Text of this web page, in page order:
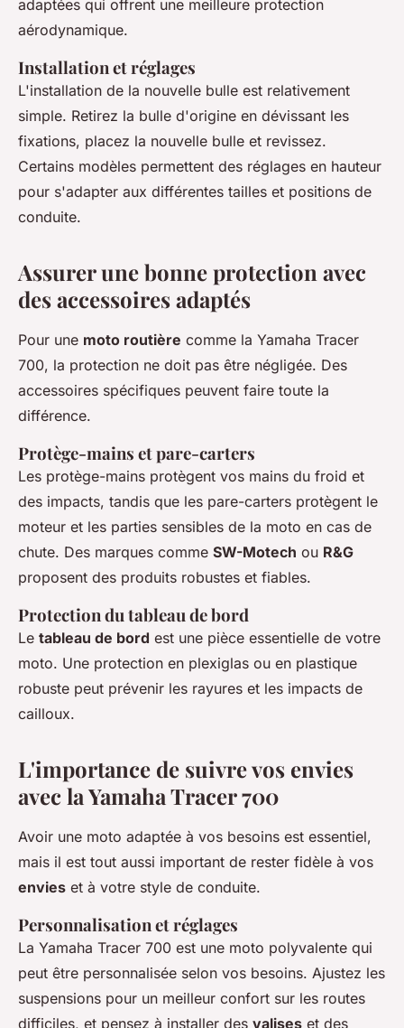
adaptées qui offrent une meilleure protection
aérodynamique.
Installation et réglages
L'installation de la nouvelle bulle est relativement
simple. Retirez la bulle d'origine en dévissant les
fixations, placez la nouvelle bulle et revissez.
Certains modèles permettent des réglages en hauteur
pour s'adapter aux différentes tailles et positions de
conduite.
Assurer une bonne protection avec
des accessoires adaptés
Pour une moto routière comme la Yamaha Tracer
700, la protection ne doit pas être négligée. Des
accessoires spécifiques peuvent faire toute la
différence.
Protège-mains et pare-carters
Les protège-mains protègent vos mains du froid et
des impacts, tandis que les pare-carters protègent le
moteur et les parties sensibles de la moto en cas de
chute. Des marques comme SW-Motech ou R&G
proposent des produits robustes et fiables.
Protection du tableau de bord
Le tableau de bord est une pièce essentielle de votre
moto. Une protection en plexiglas ou en plastique
robuste peut prévenir les rayures et les impacts de
cailloux.
L'importance de suivre vos envies
avec la Yamaha Tracer 700
Avoir une moto adaptée à vos besoins est essentiel,
mais il est tout aussi important de rester fidèle à vos
envies et à votre style de conduite.
Personnalisation et réglages
La Yamaha Tracer 700 est une moto polyvalente qui
peut être personnalisée selon vos besoins. Ajustez les
suspensions pour un meilleur confort sur les routes
difficiles, et pensez à installer des valises et des